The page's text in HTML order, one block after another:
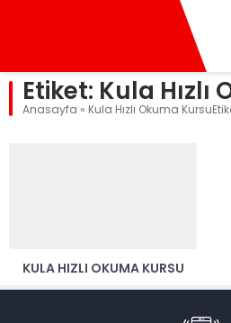
Etiket: Kula Hızlı
Anasayfa » Kula Hızlı Okuma
KULA HIZLI OKUMA KURSU